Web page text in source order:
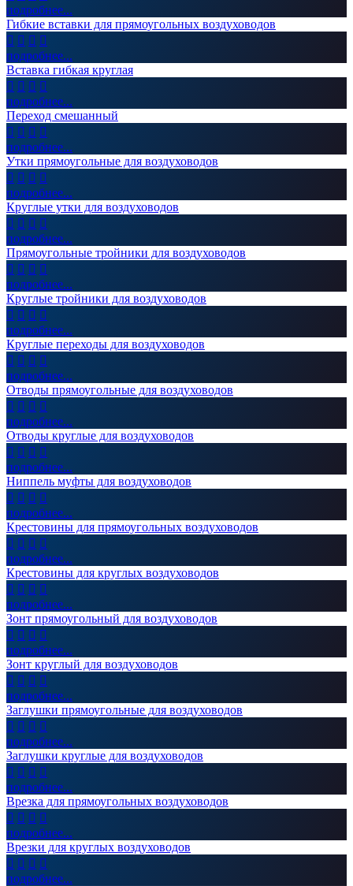
подробнее...
Гибкие вставки для прямоугольных воздуховодов
   
подробнее...
Вставка гибкая круглая
   
подробнее...
Переход смешанный
   
подробнее...
Утки прямоугольные для воздуховодов
   
подробнее...
Круглые утки для воздуховодов
   
подробнее...
Прямоугольные тройники для воздуховодов
   
подробнее...
Круглые тройники для воздуховодов
   
подробнее...
Круглые переходы для воздуховодов
   
подробнее...
Отводы прямоугольные для воздуховодов
   
подробнее...
Отводы круглые для воздуховодов
   
подробнее...
Ниппель муфты для воздуховодов
   
подробнее...
Крестовины для прямоугольных воздуховодов
   
подробнее...
Крестовины для круглых воздуховодов
   
подробнее...
Зонт прямоугольный для воздуховодов
   
подробнее...
Зонт круглый для воздуховодов
   
подробнее...
Заглушки прямоугольные для воздуховодов
   
подробнее...
Заглушки круглые для воздуховодов
   
подробнее...
Врезка для прямоугольных воздуховодов
   
подробнее...
Врезки для круглых воздуховодов
   
подробнее...